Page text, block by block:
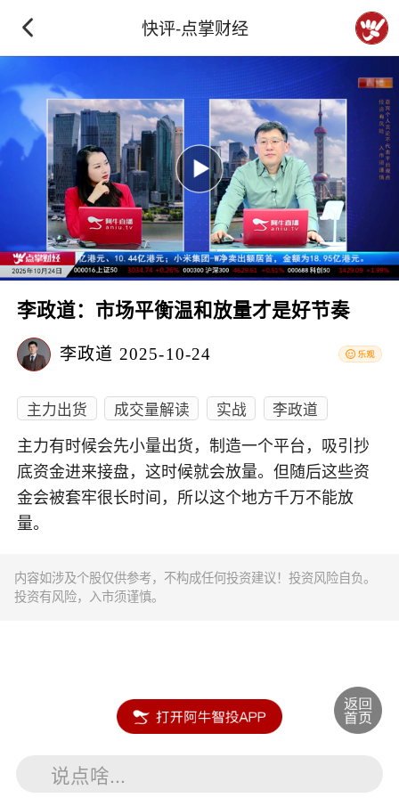
快评-点掌财经
李政道：市场平衡温和放量才是好节奏
李政道 2025-10-24
主力出货 成交量解读 实战 李政道
主力有时候会先小量出货，制造一个平台，吸引抄
底资金进来接盘，这时候就会放量。但随后这些资
金会被套牢很长时间，所以这个地方千万不能放
量。
内容如涉及个股仅供参考，不构成任何投资建议！投资风险自负。
投资有风险，入市须谨慎。
说点啥...